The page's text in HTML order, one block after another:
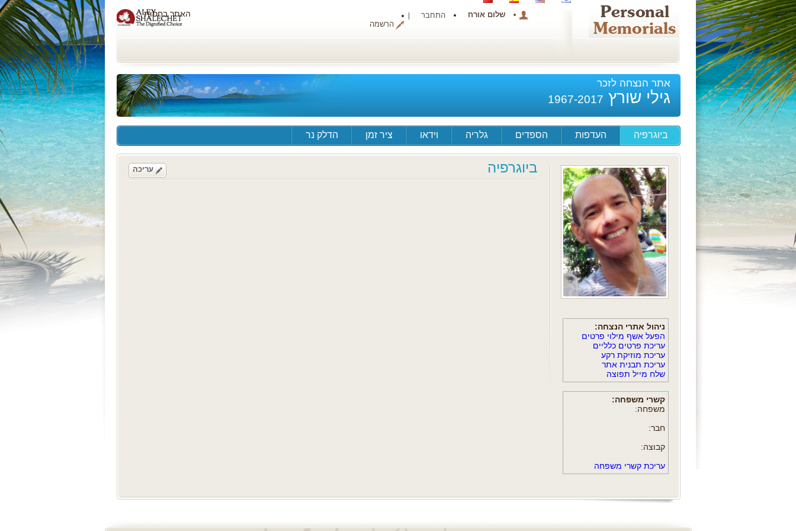
האתר בחסות שלום אורח
התחבר
הרשמה
אתר הנצחה לזכר
גילי שורץ 1967-2017
ביוגרפיה העדפות הספדים גלריה וידאו ציר זמן הדלק נר
ניהול אתרי הנצחה:
הפעל אשף מילוי פרטים
עריכת פרטים כלליים
עריכת מוזיקת רקע
עריכת תבנית אתר
שלח מייל תפוצה
קשרי משפחה:
משפחה:
חבר:
קבוצה:
עריכת קשרי משפחה
ביוגרפיה עריכה